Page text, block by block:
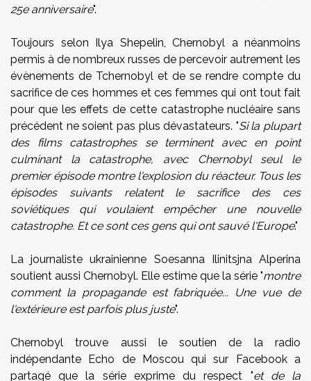
25e anniversaire".
Toujours selon Ilya Shepelin, Chernobyl a néanmoins
permis à de nombreux russes de percevoir autrement les
évènements de Tchernobyl et de se rendre compte du
sacrifice de ces hommes et ces femmes qui ont tout fait
pour que les effets de cette catastrophe nucléaire sans
précédent ne soient pas plus dévastateurs. "Si la plupart
des films catastrophes se terminent avec en point
culminant la catastrophe, avec Chernobyl seul le
premier épisode montre l'explosion du réacteur. Tous les
épisodes suivants relatent le sacrifice des ces
soviétiques qui voulaient empêcher une nouvelle
catastrophe. Et ce sont ces gens qui ont sauvé l'Europe."
La journaliste ukrainienne Soesanna Ilinitsjna Alperina
soutient aussi Chernobyl. Elle estime que la série "montre
comment la propagande est fabriquée... Une vue de
l'extérieure est parfois plus juste".
Chernobyl trouve aussi le soutien de la radio
indépendante Echo de Moscou qui sur Facebook a
partagé que la série exprime du respect "et de la